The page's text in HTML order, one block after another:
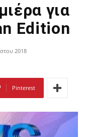
για
Edition
2018
Pinterest